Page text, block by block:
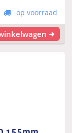
op voorraad